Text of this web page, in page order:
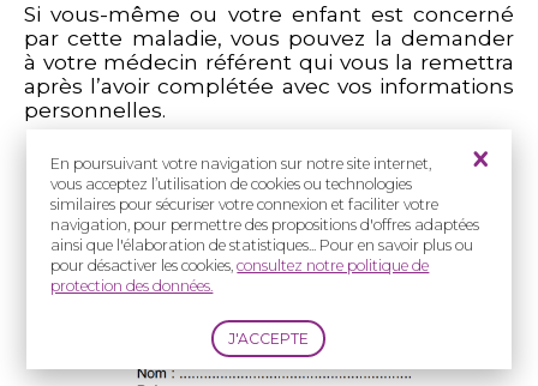
En poursuivant votre navigation sur notre site internet,
vous acceptez l’utilisation de cookies ou technologies
similaires pour sécuriser votre connexion et faciliter votre
navigation, pour permettre des propositions d'offres adaptées
ainsi que l'élaboration de statistiques... Pour en savoir plus ou
pour désactiver les cookies,consultez notre politique de
protection des données.
Si vous-même ou votre enfant est concerné
par cette maladie, vous pouvez la demander
à votre médecin référent qui vous la remettra
après l’avoir complétée avec vos informations
personnelles.